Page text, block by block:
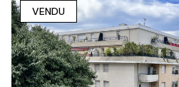
VENDU